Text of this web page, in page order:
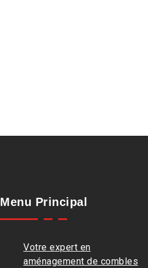
Menu Principal
Votre expert en
aménagement de combles